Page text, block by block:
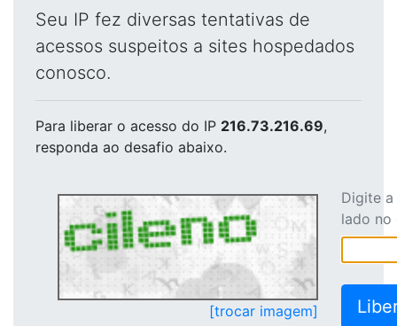
Seu IP fez diversas tentativas de
acessos suspeitos a sites hospedados
conosco.
Para liberar o acesso do IP 216.73.216.69,
responda ao desafio abaixo.
[trocar imagem]
Digite
lado no